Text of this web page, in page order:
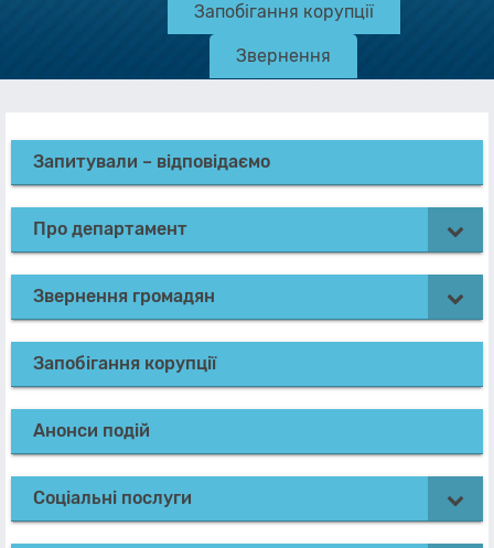
Запобігання корупції
Звернення
Запитували – відповідаємо
Про департамент
Звернення громадян
Запобігання корупції
Анонси подій
Соціальні послуги